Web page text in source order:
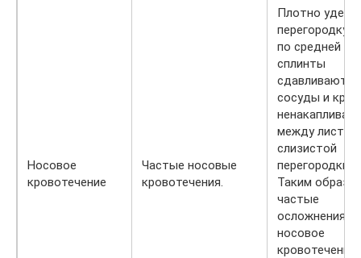
Носовое
кровотечение
Частые носовые
кровотечения.
Плотно
перегородку
по средней
сплинты
сдавливают
сосуды и
между
слизистой
перегородки
Таким
частые
осложнения,
носовое
кровотечение